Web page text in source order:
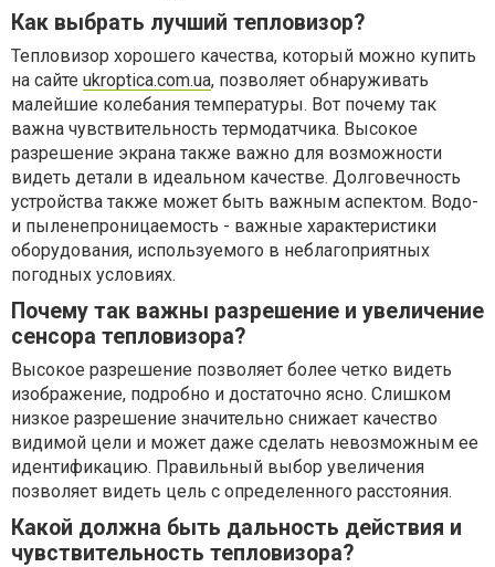
Как выбрать лучший тепловизор?
Тепловизор хорошего качества, который можно купить
на сайте ukroptica.com.ua, позволяет обнаруживать
малейшие колебания температуры. Вот почему так
важна чувствительность термодатчика. Высокое
разрешение экрана также важно для возможности
видеть детали в идеальном качестве. Долговечность
устройства также может быть важным аспектом. Водо-
и пыленепроницаемость - важные характеристики
оборудования, используемого в неблагоприятных
погодных условиях.
Почему так важны разрешение и увеличение
сенсора тепловизора?
Высокое разрешение позволяет более четко видеть
изображение, подробно и достаточно ясно. Слишком
низкое разрешение значительно снижает качество
видимой цели и может даже сделать невозможным ее
идентификацию. Правильный выбор увеличения
позволяет видеть цель с определенного расстояния.
Какой должна быть дальность действия и
чувствительность тепловизора?